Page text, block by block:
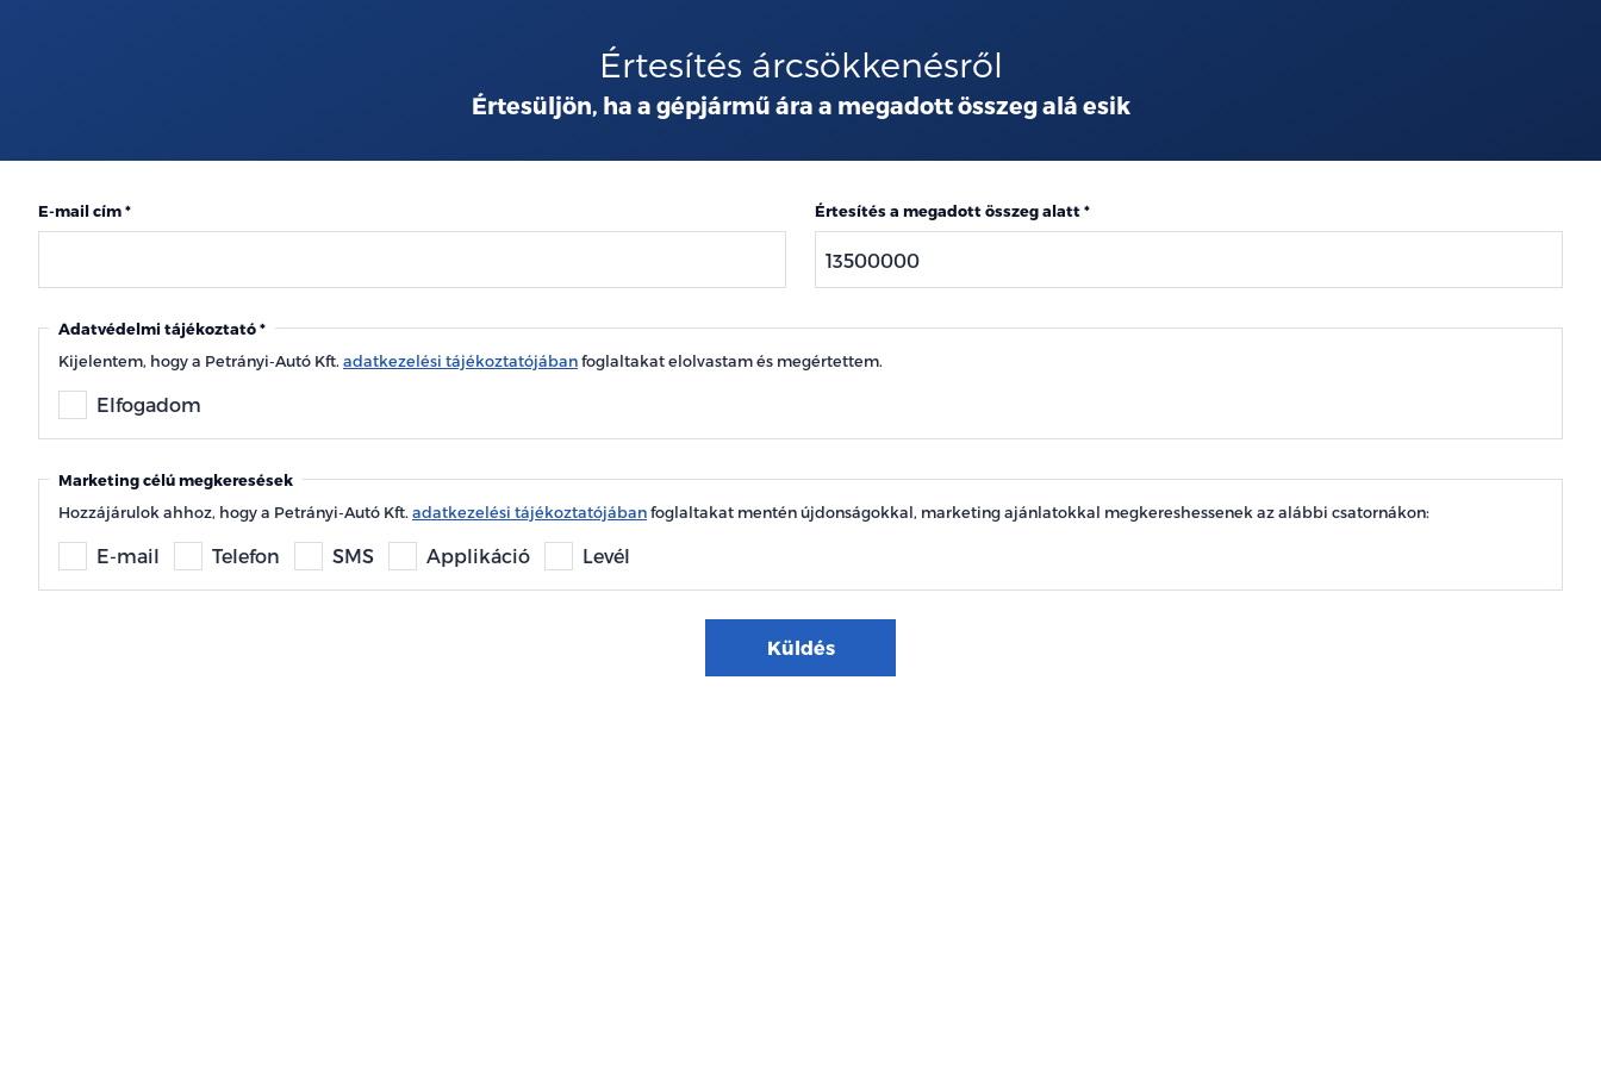
Értesítés árcsökkenésről
Értesüljön, ha a gépjármű ára a megadott összeg alá esik
E-mail cím Értesítés a megadott összeg alatt
Adatvédelmi tájékoztató
Kijelentem, hogy a Petrányi-Autó Kft. adatkezelési tájékoztatójában foglaltakat elolvastam és megértettem.
Elfogadom
Marketing célú megkeresések
Hozzájárulok ahhoz, hogy a Petrányi-Autó Kft. adatkezelési tájékoztatójában foglaltakat mentén újdonságokkal, marketing ajánlatokkal megkereshessenek az alábbi csatornákon:
E-mail Telefon SMS Applikáció Levél
Küldés